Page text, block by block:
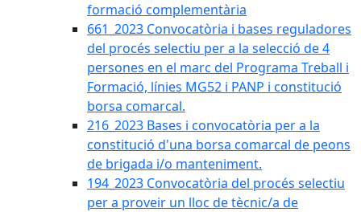
formació complementària
661_2023 Convocatòria i bases reguladores
del procés selectiu per a la selecció de 4
persones en el marc del Programa Treball i
Formació, línies MG52 i PANP i constitució
borsa comarcal.
216_2023 Bases i convocatòria per a la
constitució d'una borsa comarcal de peons
de brigada i/o manteniment.
194_2023 Convocatòria del procés selectiu
per a proveir un lloc de tècnic/a de